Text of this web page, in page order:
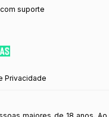
suporte
Privacidade